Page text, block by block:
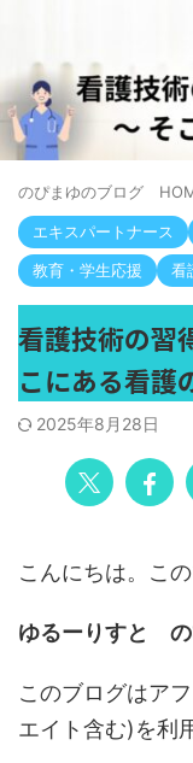
のぴまゆのブログ
エキスパートナース
教育・学生応援
看
看護技術の習
こにある看護
2025年8月28日
こんにちは。こ
ゆるーりすと
このブログはア
エイト含む)を利